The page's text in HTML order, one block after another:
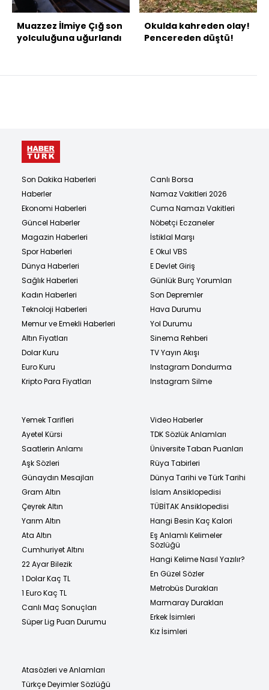
Muazzez İlmiye Çığ son
yolculuğuna uğurlandı
Okulda kahreden olay!
Pencereden düştü!
Son Dakika Haberleri
Haberler
Ekonomi Haberleri
Güncel Haberler
Magazin Haberleri
Spor Haberleri
Dünya Haberleri
Sağlık Haberleri
Kadın Haberleri
Teknoloji Haberleri
Memur ve Emekli Haberleri
Altın Fiyatları
Dolar Kuru
Euro Kuru
Kripto Para Fiyatları
Canlı Borsa
Namaz Vakitleri 2026
Cuma Namazı Vakitleri
Nöbetçi Eczaneler
İstiklal Marşı
E Okul VBS
E Devlet Giriş
Günlük Burç Yorumları
Son Depremler
Hava Durumu
Yol Durumu
Sinema Rehberi
TV Yayın Akışı
Instagram Dondurma
Instagram Silme
Yemek Tarifleri
Ayetel Kürsi
Saatlerin Anlamı
Aşk Sözleri
Günaydın Mesajları
Gram Altın
Çeyrek Altın
Yarım Altın
Ata Altın
Cumhuriyet Altını
22 Ayar Bilezik
1 Dolar Kaç TL
1 Euro Kaç TL
Canlı Maç Sonuçları
Süper Lig Puan Durumu
Video Haberler
TDK Sözlük Anlamları
Üniversite Taban Puanları
Rüya Tabirleri
Dünya Tarihi ve Türk Tarihi
İslam Ansiklopedisi
TÜBİTAK Ansiklopedisi
Hangi Besin Kaç Kalori
Eş Anlamlı Kelimeler
Sözlüğü
Hangi Kelime Nasıl Yazılır?
En Güzel Sözler
Metrobüs Durakları
Marmaray Durakları
Erkek İsimleri
Kız İsimleri
Atasözleri ve Anlamları
Türkçe Deyimler Sözlüğü